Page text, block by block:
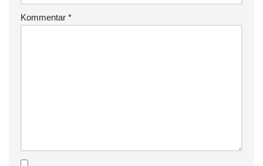
Kommentar *